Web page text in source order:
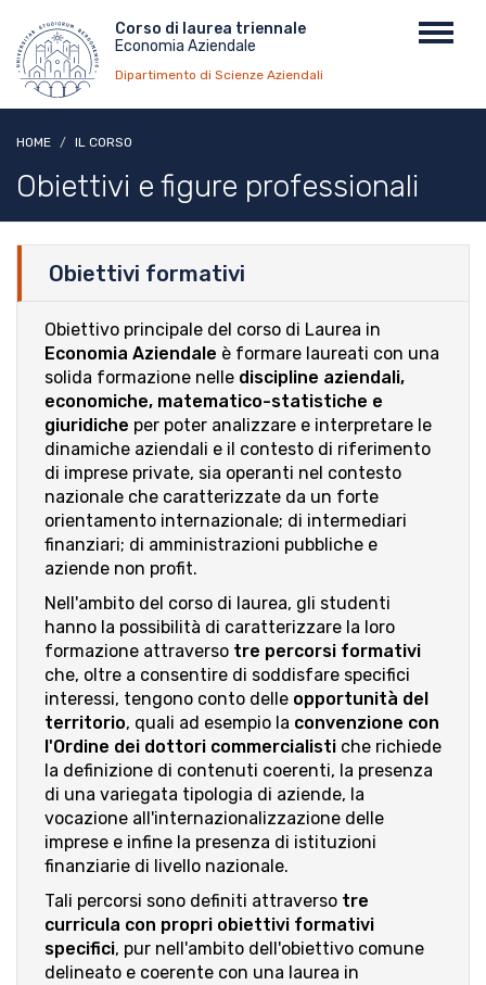
contenuto
principale
Menu
top
Corso di laurea triennale
Economia Aziendale
Dipartimento di Scienze Aziendali
HOME IL CORSO
Obiettivi e figure professionali
Obiettivi formativi
Obiettivo principale del corso di Laurea in
Economia Aziendale è formare laureati con una
solida formazione nelle discipline aziendali,
economiche, matematico-statistiche e
giuridiche per poter analizzare e interpretare le
dinamiche aziendali e il contesto di riferimento
di imprese private, sia operanti nel contesto
nazionale che caratterizzate da un forte
orientamento internazionale; di intermediari
finanziari; di amministrazioni pubbliche e
aziende non profit.
Nell'ambito del corso di laurea, gli studenti
hanno la possibilità di caratterizzare la loro
formazione attraverso tre percorsi formativi
che, oltre a consentire di soddisfare specifici
interessi, tengono conto delle opportunità del
territorio, quali ad esempio la convenzione con
l'Ordine dei dottori commercialisti che richiede
la definizione di contenuti coerenti, la presenza
di una variegata tipologia di aziende, la
vocazione all'internazionalizzazione delle
imprese e infine la presenza di istituzioni
finanziarie di livello nazionale.
Tali percorsi sono definiti attraverso tre
curricula con propri obiettivi formativi
specifici, pur nell'ambito dell'obiettivo comune
delineato e coerente con una laurea in